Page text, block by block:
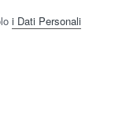
i Dati Personali